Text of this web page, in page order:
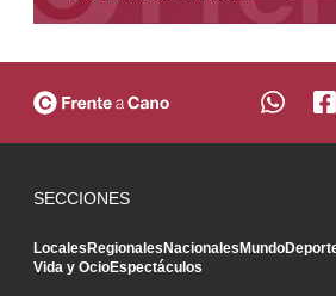
SECCIONES
LocalesRegionalesNacionalesMundo
Vida y OcioEspectáculos